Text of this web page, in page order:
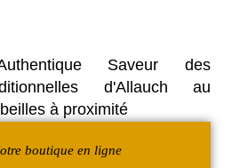
Saveur des
d'Allauch au
à proximité
boutique en ligne